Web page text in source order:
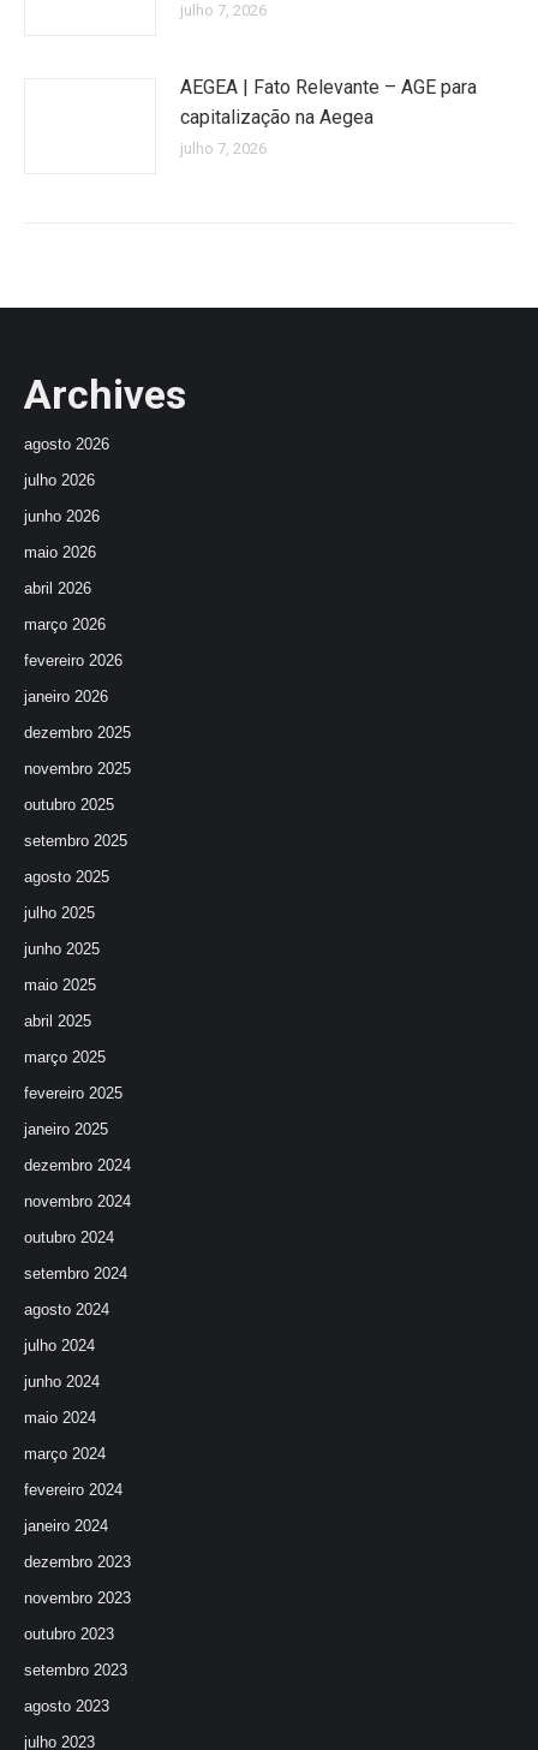
julho 7, 2026
AEGEA | Fato Relevante – AGE para
capitalização na Aegea
julho 7, 2026
Archives
agosto 2026
julho 2026
junho 2026
maio 2026
abril 2026
março 2026
fevereiro 2026
janeiro 2026
dezembro 2025
novembro 2025
outubro 2025
setembro 2025
agosto 2025
julho 2025
junho 2025
maio 2025
abril 2025
março 2025
fevereiro 2025
janeiro 2025
dezembro 2024
novembro 2024
outubro 2024
setembro 2024
agosto 2024
julho 2024
junho 2024
maio 2024
março 2024
fevereiro 2024
janeiro 2024
dezembro 2023
novembro 2023
outubro 2023
setembro 2023
agosto 2023
julho 2023